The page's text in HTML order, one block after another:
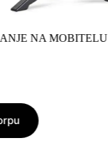
NA MOBITELU